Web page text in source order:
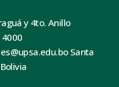
y 4to. Anillo
4000
Santa